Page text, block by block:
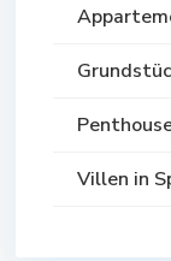
Villen in